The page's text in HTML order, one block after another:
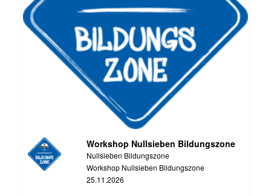
Workshop Nullsieben Bildungszone
Nullsieben Bildungszone
Workshop Nullsieben Bildungszone
25.11.2026